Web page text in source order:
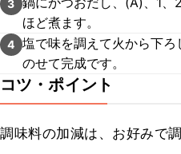
3
ほど煮ます。
4 塩で味を調えて火から下
のせて完成です。
コツ・ポイント
調味料の加減は、お好みで